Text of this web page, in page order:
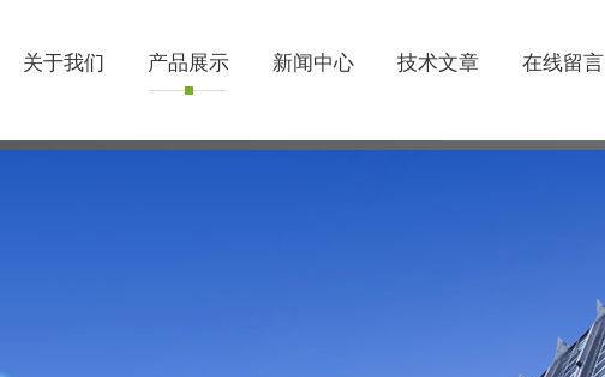
关于我们 产品展示 新闻中心 技术文章 在线留言